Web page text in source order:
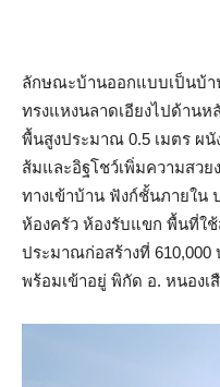
ลักษณะบ้านออกแบบเป็นบ้า
ทรงแหงนลาดเอียงไปด้าน
พื้นสูงประมาณ 0.5 เมตร ผ
ส้มและอิฐโชว์เพิ่มความสว
ทางเข้าบ้าน ฟังก์ชั้นภายใน
ห้องครัว ห้องรับแขก พื้นที่ใช้
ประมาณก่อสร้างที่
พร้อมเข้าอยู่ พิกัด อ. หนองเ